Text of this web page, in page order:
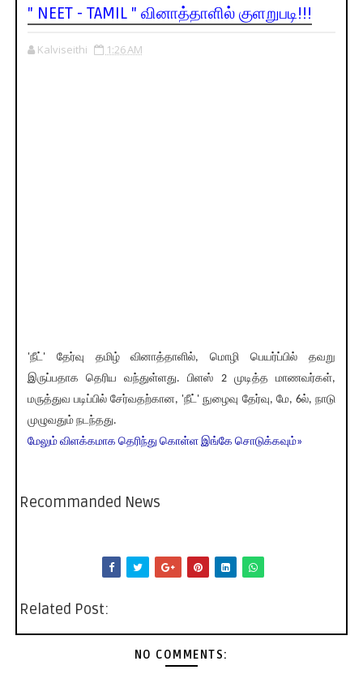
" NEET - TAMIL " வினாத்தாளில் குளறுபடி!!!
Kalviseithi 1:26 AM
'நீட்' தேர்வு தமிழ் வினாத்தாளில், மொழி பெயர்ப்பில் தவறு
இருப்பதாக தெரிய வந்துள்ளது. பிளஸ் 2 முடித்த மாணவர்கள்,
மருத்துவ படிப்பில் சேர்வதற்கான, 'நீட்' நுழைவு தேர்வு, மே, 6ல், நாடு
முழுவதும் நடந்தது.
மேலும் விளக்கமாக தெரிந்து கொள்ள இங்கே சொடுக்கவும்»
Recommanded News
Related Post:
NO COMMENTS: